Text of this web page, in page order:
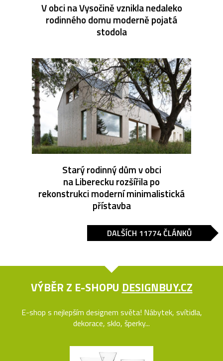
V obci na Vysočině vznikla nedaleko
rodinného domu moderně pojatá
stodola
Starý rodinný dům v obci
na Liberecku rozšířila po
rekonstrukci moderní minimalistická
přístavba
DALŠÍCH 11774 ČLÁNKŮ
VÝBĚR Z E-SHOPU DESIGNBUY.CZ
E-shop s nejlepším designem světa! Nábytek, svítidla,
dekorace, sklo, šperky...